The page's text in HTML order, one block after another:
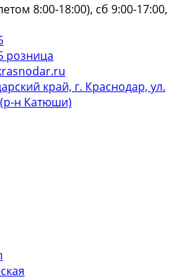
8:00-18:00), сб 9:00-17:00,
розница
край, г. Краснодар, ул.
н Катюши)